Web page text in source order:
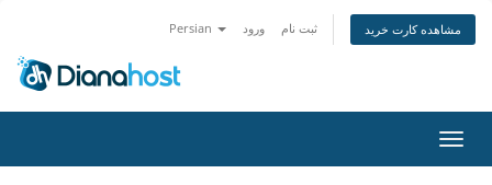
Persian ورود ثبت نام مشاهده کارت خرید
تغییر